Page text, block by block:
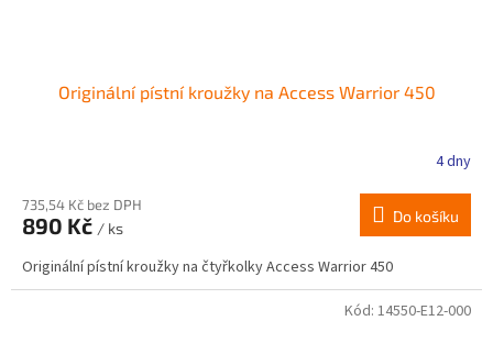
Originální pístní kroužky na Access Warrior 450
4 dny
735,54 Kč bez DPH
890 Kč / ks
Do košíku
Originální pístní kroužky na čtyřkolky Access Warrior 450
Kód: 14550-E12-000